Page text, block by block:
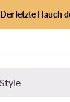
Der letzte Hauch